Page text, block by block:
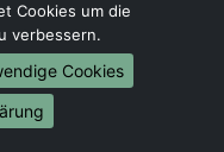
Cookies um die
verbessern.
Cookies